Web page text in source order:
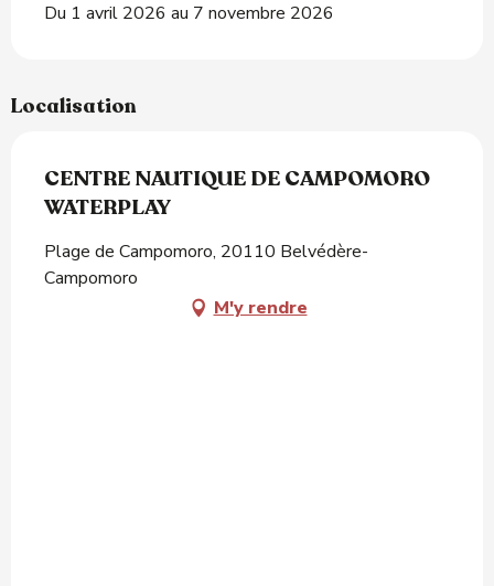
Du 1 avril 2026 au 7 novembre 2026
Localisation
CENTRE NAUTIQUE DE CAMPOMORO
WATERPLAY
Plage de Campomoro, 20110 Belvédère-
Campomoro
M'y rendre